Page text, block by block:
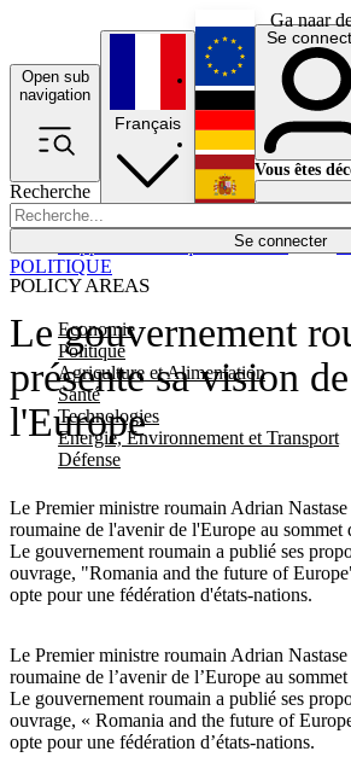
Ga naar
Open sub
navigation
Recherche
Se connecter
POLICY AREAS
Economie
Politique
Agriculture et Alimentation
Santé
Technologies
Energie, Environnement et Transport
Défense
Économie
Français
English
Deutsch
Español
Se
Vous êtes
Le gouvernement
présente sa vision
l'Europe
Le Premier ministre roumain Adrian
roumaine de l'avenir de l'Europe au sommet
Le gouvernement roumain a publié ses
ouvrage, "Romania and the future of
opte pour une fédération d'états-nations.
POLITIQUE
Le Premier ministre roumain Adrian
roumaine de l’avenir de l’Europe au
Le gouvernement roumain a publié ses
ouvrage, « Romania and the future of
opte pour une fédération d’états-nations.